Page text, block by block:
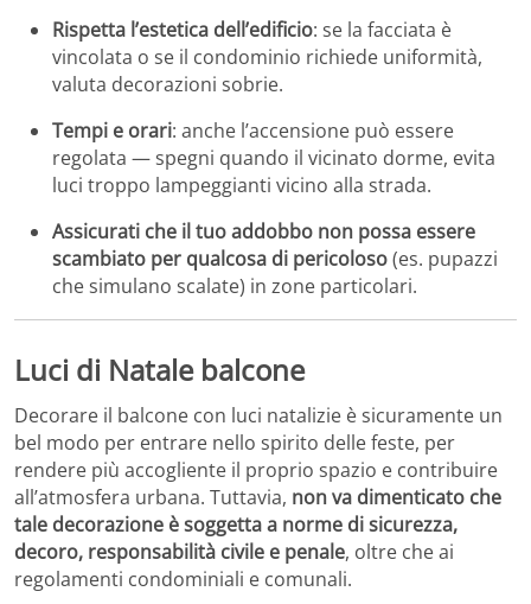
Rispetta l’estetica dell’edificio: se la facciata è
vincolata o se il condominio richiede uniformità,
valuta decorazioni sobrie.
Tempi e orari: anche l’accensione può essere
regolata — spegni quando il vicinato dorme, evita
luci troppo lampeggianti vicino alla strada.
Assicurati che il tuo addobbo non possa essere
scambiato per qualcosa di pericoloso(es. pupazzi
che simulano scalate) in zone particolari.
Luci di Natale balcone
Decorare il balcone con luci natalizie è sicuramente un
bel modo per entrare nello spirito delle feste, per
rendere più accogliente il proprio spazio e contribuire
all’atmosfera urbana. Tuttavia, non va dimenticato che
tale decorazione è soggetta a norme di sicurezza,
decoro, responsabilità civile e penale, oltre che ai
regolamenti condominiali e comunali.